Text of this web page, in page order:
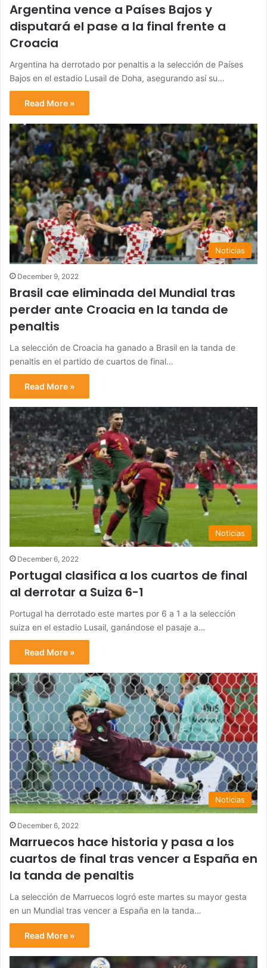
Argentina vence a Países Bajos y
disputará el pase a la final frente a
Croacia
Argentina ha derrotado por penaltis a la selección de Países
Bajos en el estadio Lusail de Doha, asegurando así su…
Read More »
Noticias
December 9, 2022
Brasil cae eliminada del Mundial tras
perder ante Croacia en la tanda de
penaltis
La selección de Croacia ha ganado a Brasil en la tanda de
penaltis en el partido de cuartos de final…
Read More »
Noticias
December 6, 2022
Portugal clasifica a los cuartos de final
al derrotar a Suiza 6-1
Portugal ha derrotado este martes por 6 a 1 a la selección
suiza en el estadio Lusail, ganándose el pasaje a…
Read More »
Noticias
December 6, 2022
Marruecos hace historia y pasa a los
cuartos de final tras vencer a España en
la tanda de penaltis
La selección de Marruecos logró este martes su mayor gesta
en un Mundial tras vencer a España en la tanda…
Read More »